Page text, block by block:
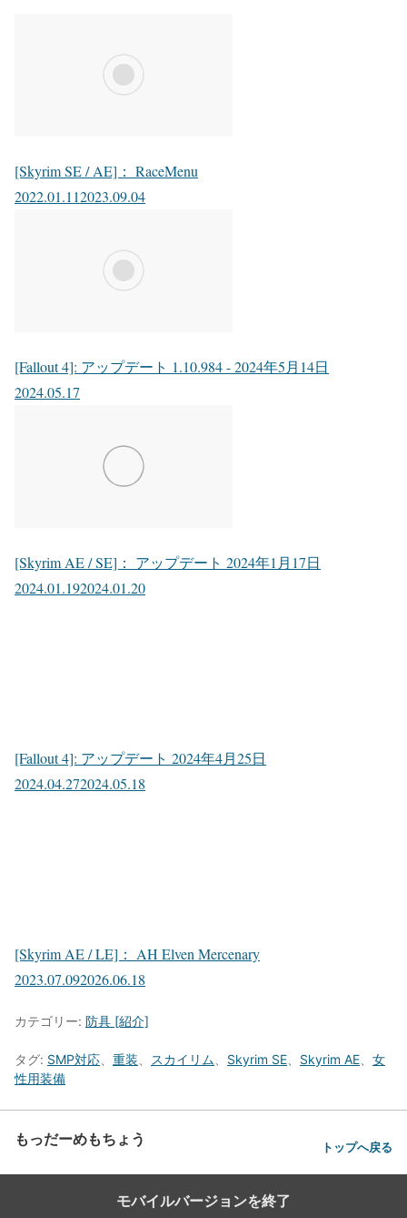
[Skyrim SE / AE]： RaceMenu
2022.01.112023.09.04
[Fallout 4]: アップデート 1.10.984 - 2024年5月14日
2024.05.17
[Skyrim AE / SE]： アップデート 2024年1月17日
2024.01.192024.01.20
[Fallout 4]: アップデート 2024年4月25日
2024.04.272024.05.18
[Skyrim AE / LE]： AH Elven Mercenary
2023.07.092026.06.18
カテゴリー: 防具 [紹介]
タグ: SMP対応 重装 スカイリム Skyrim SE Skyrim AE
女
性用装備
もっだーめもちょう トップへ戻る
モバイルバージョンを終了